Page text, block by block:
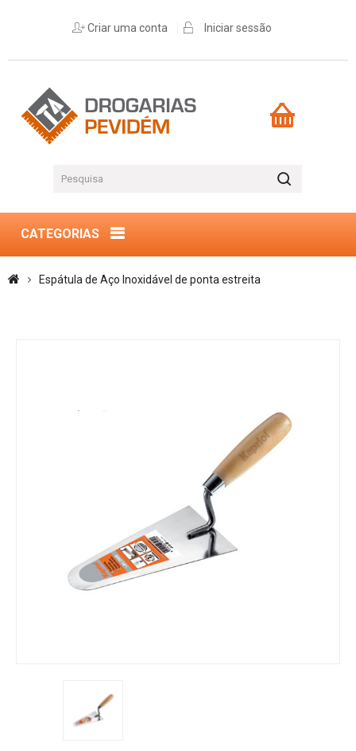
Criar uma conta Iniciar sessão
CATEGORIAS
Espátula de Aço Inoxidável de ponta estreita